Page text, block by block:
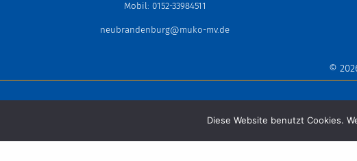
Mobil: 0152-33984511
neubrandenburg@muko-mv.de
©
Diese Website benutzt Cookies.